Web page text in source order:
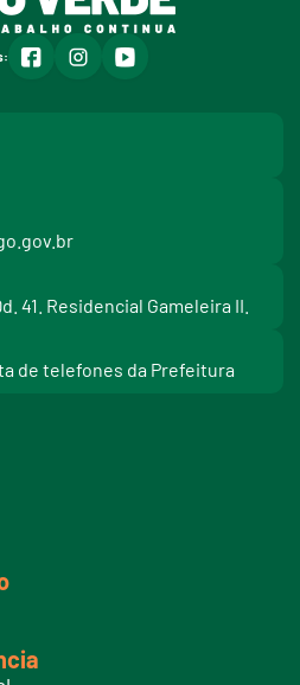
facebookinstagramyoutube
41. Residencial Gameleira II.
de telefones da Prefeitura